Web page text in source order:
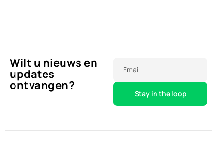
Wilt u nieuws en
updates
ontvangen?
Email